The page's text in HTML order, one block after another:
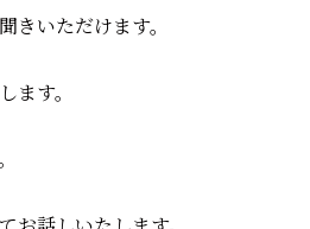
いただけます。
す。